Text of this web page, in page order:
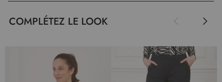
COMPLÉTEZ LE LOOK